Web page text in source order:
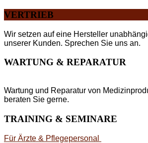
VERTRIEB
Wir setzen auf eine Hersteller
unserer Kunden. Sprechen Sie uns an.
WARTUNG & REPARATUR
Wartung und Reparatur von
beraten Sie gerne.
TRAINING & SEMINARE
Für Ärzte & Pflegepersonal